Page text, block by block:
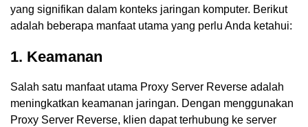
yang signifikan dalam konteks jaringan komputer. Berikut
adalah beberapa manfaat utama yang perlu Anda ketahui:
1. Keamanan
Salah satu manfaat utama Proxy Server Reverse adalah
meningkatkan keamanan jaringan. Dengan menggunakan
Proxy Server Reverse, klien dapat terhubung ke server